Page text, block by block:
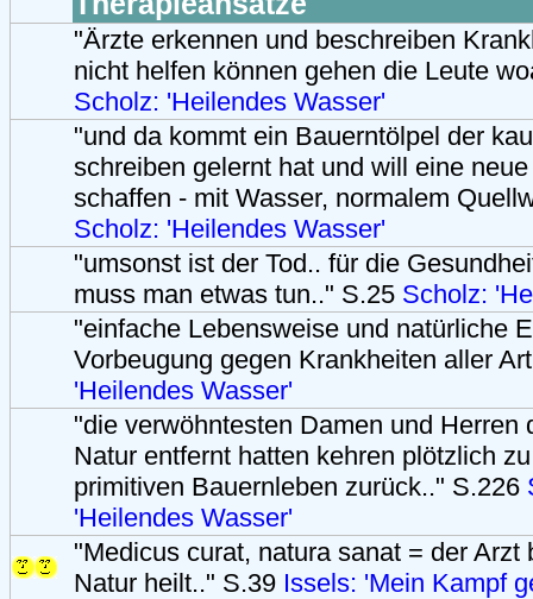
"Ärzte erkennen und beschreiben
nicht helfen können gehen die Leute
Scholz: 'Heilendes Wasser'
"und da kommt ein Bauerntölpel der
schreiben gelernt hat und will eine
schaffen - mit Wasser, normalem
Scholz: 'Heilendes Wasser'
"umsonst ist der Tod.. für die
muss man etwas tun.." S.25 Scholz:
"einfache Lebensweise und natürliche
Vorbeugung gegen Krankheiten aller
'Heilendes Wasser'
"die verwöhntesten Damen und Herren
Natur entfernt hatten kehren plötzlich
primitiven Bauernleben zurück.." S.226
'Heilendes Wasser'
"Medicus curat, natura sanat = der Arzt
Natur heilt.." S.39 Issels: 'Mein Kampf